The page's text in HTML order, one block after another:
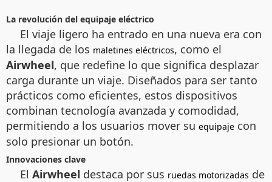
La revolución del equipaje eléctrico
El viaje ligero ha entrado en una nueva era con
la llegada de los maletines eléctricos, como el
Airwheel, que redefine lo que significa desplazar
carga durante un viaje. Diseñados para ser tanto
prácticos como eficientes, estos dispositivos
combinan tecnología avanzada y comodidad,
permitiendo a los usuarios mover su equipaje con
solo presionar un botón.
Innovaciones clave
El Airwheel destaca por sus ruedas motorizadas de